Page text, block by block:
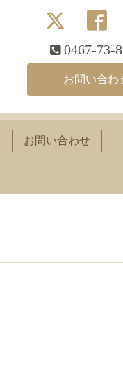
0467-73-
お問い合わ
お問い合わせ